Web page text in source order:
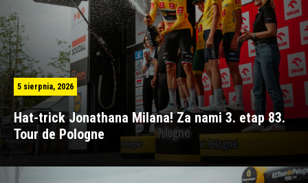
5 sierpnia, 2026
Hat-trick Jonathana Milana! Za nami 3. etap 83.
Tour de Pologne